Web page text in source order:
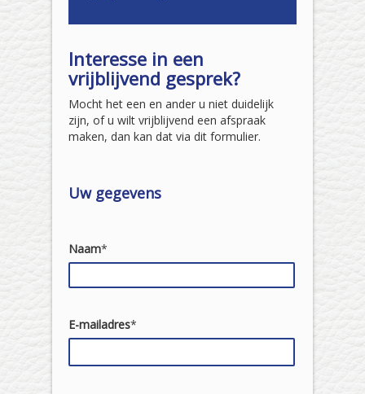
Interesse in een
vrijblijvend gesprek?
Mocht het een en ander u niet duidelijk
zijn, of u wilt vrijblijvend een afspraak
maken, dan kan dat via dit formulier.
Uw gegevens
Naam*
E-mailadres*